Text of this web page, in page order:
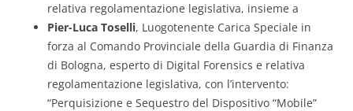
relativa regolamentazione legislativa, insieme a
Pier-Luca Toselli, Luogotenente Carica Speciale in
forza al Comando Provinciale della Guardia di Finanza
di Bologna, esperto di Digital Forensics e relativa
regolamentazione legislativa, con l’intervento:
“Perquisizione e Sequestro del Dispositivo “Mobile”